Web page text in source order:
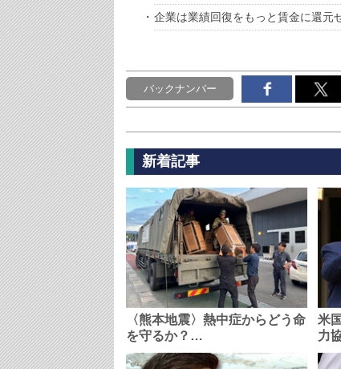
企業は業績回復をもっと賃金に還元
バックナンバー
新着記事
〈熊本地震〉熱中症からどう命
を守るか？…
米
力